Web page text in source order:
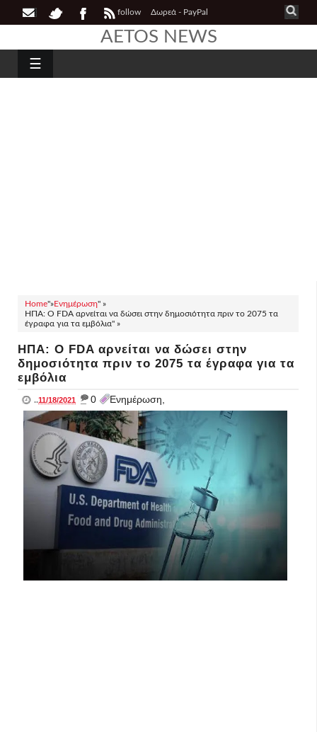
follow Δωρεά - PayPal
AETOS NEWS
☰
Home"»Ενημέρωση" »
ΗΠΑ: Ο FDA αρνείται να δώσει στην δημοσιότητα πριν το 2075 τα
έγραφα για τα εμβόλια" »
ΗΠΑ: Ο FDA αρνείται να δώσει στην
δημοσιότητα πριν το 2075 τα έγραφα για τα
εμβόλια
..11/18/2021 _ 0 Ενημέρωση,